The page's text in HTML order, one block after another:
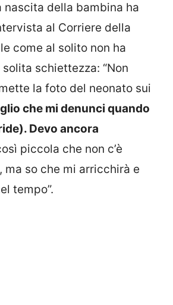
nascita della bambina ha
al Corriere della
come al solito non ha
schiettezza: “Non
la foto del neonato sui
che mi denunci quando
Devo ancora
piccola che non c’è
ma so che mi arricchirà e
tempo”.